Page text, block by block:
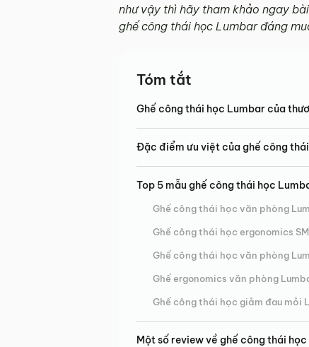
như vậy thì hãy tham khảo ngay
ghế công thái học Lumbar đáng
Tóm tắt
Ghế công thái học Lumbar của
Đặc điểm ưu việt của ghế công
Top 5 mẫu ghế công thái học
Ghế công thái học văn phòng
Ghế công thái học ergonomics
Ghế công thái học văn phòng
Ghế ergonomics văn phòng
Ghế công thái học giảm đau mỏi
Một số review về ghế công thái